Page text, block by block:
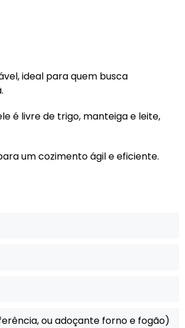
ideal para quem busca
é livre de trigo, manteiga e leite,
um cozimento ágil e eficiente.
ou adoçante forno e fogão)